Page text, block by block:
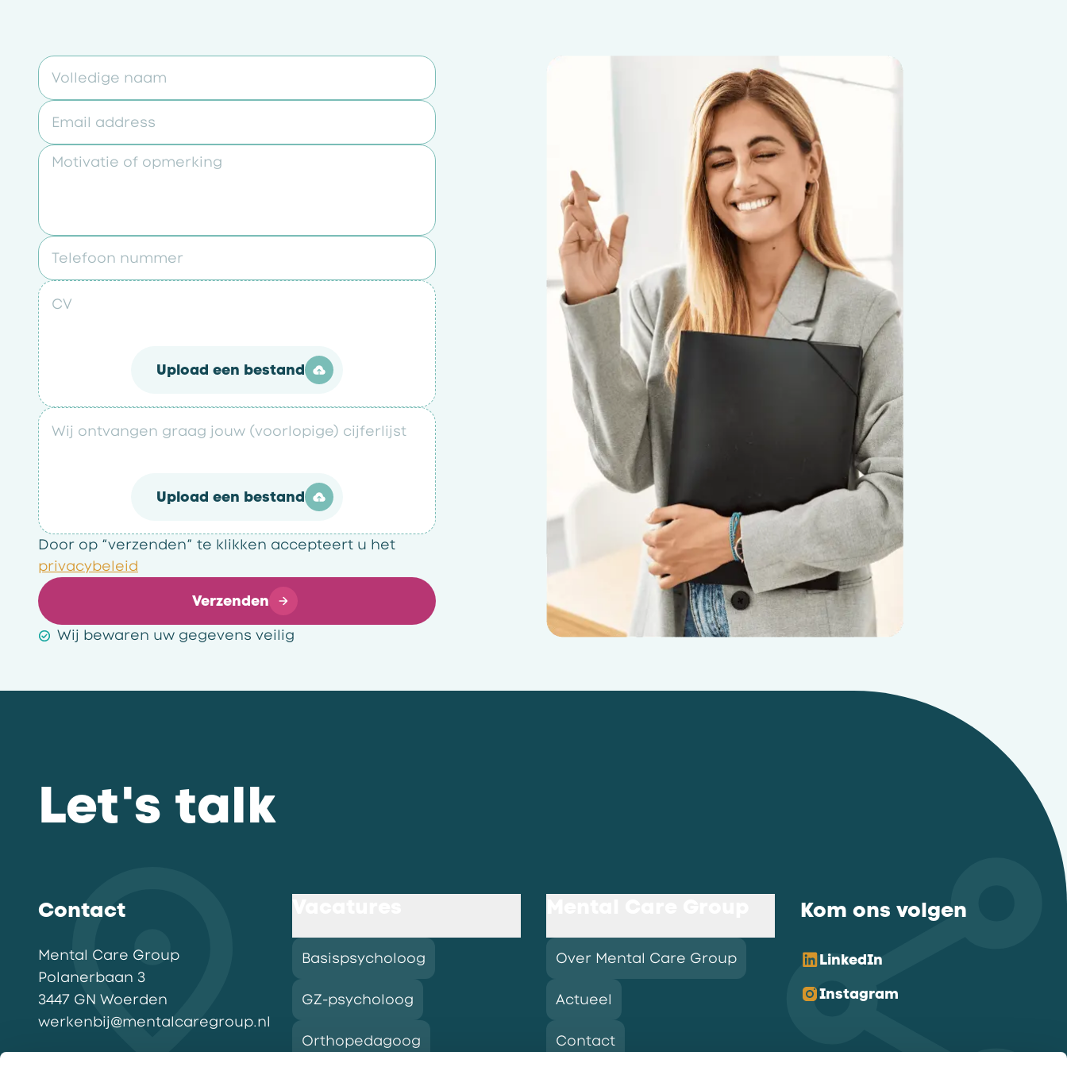
Volledige naam
Email address
Motivatie of opmerking
Telefoon nummer
CV
Upload een bestand
Wij ontvangen graag jouw (voorlopige) cijferlijst
Upload een bestand
Door op “verzenden” te klikken accepteert u het
privacybeleid
Verzenden
Wij bewaren uw gegevens veilig
Let's talk
Contact
Mental Care Group
Polanerbaan 3
3447 GN Woerden
werkenbij@mentalcaregroup.nl
Basispsycholoog
GZ-psycholoog
Orthopedagoog
Over Mental Care Group
Actueel
Contact
Kom ons volgen
LinkedIn
Instagram